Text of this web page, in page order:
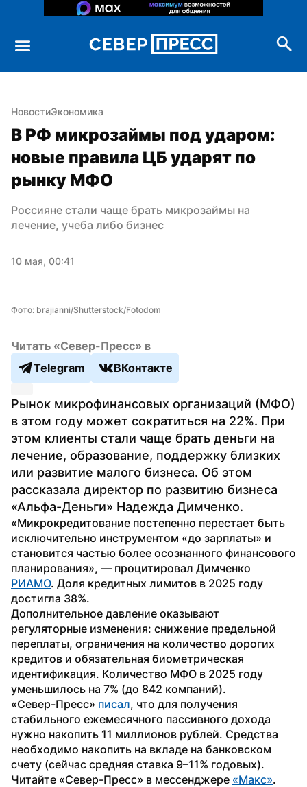
НовостиЭкономика
В РФ микрозаймы под ударом:
новые правила ЦБ ударят по
рынку МФО
Россияне стали чаще брать микрозаймы на
лечение, учеба либо бизнес
10 мая, 00:41
Фото: brajianni/Shutterstock/Fotodom
Читать «Север-Пресс» в
Telegram
ВКонтакте
Рынок микрофинансовых организаций (МФО)
в этом году может сократиться на 22%. При
этом клиенты стали чаще брать деньги на
лечение, образование, поддержку близких
или развитие малого бизнеса. Об этом
рассказала директор по развитию бизнеса
«Альфа-Деньги» Надежда Димченко.
«Микрокредитование постепенно перестает быть
исключительно инструментом «до зарплаты» и
становится частью более осознанного финансового
РИАМО. Доля кредитных лимитов в 2025 году
достигла 38%.
Дополнительное давление оказывают
регуляторные изменения: снижение предельной
переплаты, ограничения на количество дорогих
кредитов и обязательная биометрическая
идентификация. Количество МФО в 2025 году
уменьшилось на 7% (до 842 компаний).
«Север-Пресс» писал, что для получения
стабильного ежемесячного пассивного дохода
нужно накопить 11 миллионов рублей. Средства
необходимо накопить на вкладе на банковском
счету (сейчас средняя ставка 9–11% годовых).
Читайте «Север-Пресс» в мессенджере «Макс».